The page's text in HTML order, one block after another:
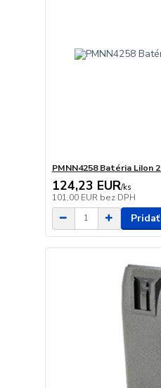
PMNN4258 Batéria LiIon
124,23 EUR/ks
101,00 EUR bez DPH